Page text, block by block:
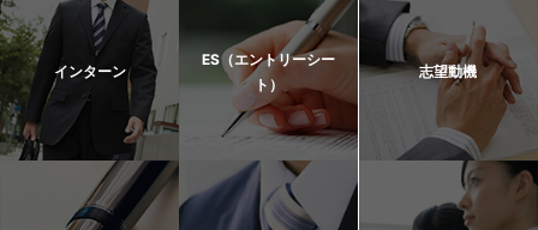
インターン
ES（エントリーシー
ト）
志望動機